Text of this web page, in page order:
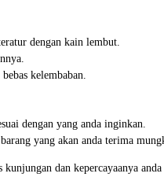
dengan kain lembut.
kelembaban.
dengan yang anda inginkan.
yang akan anda terima
dan kepercayaanya